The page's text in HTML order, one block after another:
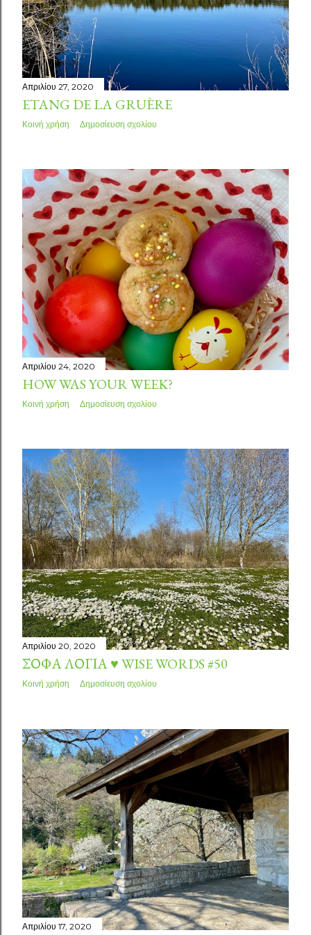
σ
ε
ι
ς
Απριλίου 27, 2020
ETANG DE LA GRUÈRE
Κοινή χρήση Δημοσίευση σχολίου
Απριλίου 24, 2020
HOW WAS YOUR WEEK?
Κοινή χρήση Δημοσίευση σχολίου
Απριλίου 20, 2020
ΣΟΦΆ ΛΌΓΙΑ ♥ WISE WORDS #50
Κοινή χρήση Δημοσίευση σχολίου
Απριλίου 17, 2020